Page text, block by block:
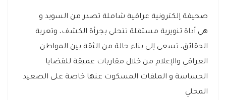
صحيفة إلكترونية عراقية شاملة تصدر من السويد و
هي أداة تنويرية مستقلة تتحلى بجرأة الكشف، وتعرية
الحقائق، تسعى إلى بناء حالة من الثقة بين المواطن
العراقي والإعلام من خلال مقاربات عميقة للقضايا
الحساسة و الملفات المسكوت عنها خاصة على الصعيد
المحلي